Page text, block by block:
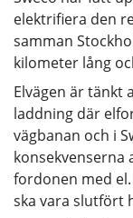
elektrifiera den
samman
kilometer lång
Elvägen är tänkt
laddning där
vägbanan och i
konsekvenserna
fordonen med
ska vara slutfört